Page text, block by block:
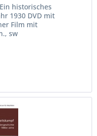
historisches
1930 DVD mit
Film mit
sw